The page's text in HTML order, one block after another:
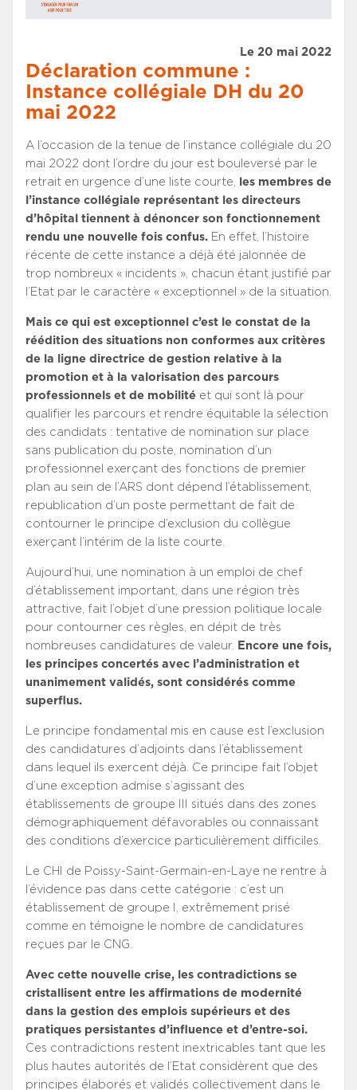
Le 20 mai 2022
Déclaration commune :
Instance collégiale DH du 20
mai 2022
A l’occasion de la tenue de l’instance collégiale du 20
mai 2022 dont l’ordre du jour est bouleversé par le
retrait en urgence d’une liste courte, les membres de
l’instance collégiale représentant les directeurs
d’hôpital tiennent à dénoncer son fonctionnement
rendu une nouvelle fois confus. En effet, l’histoire
récente de cette instance a déjà été jalonnée de
trop nombreux « incidents », chacun étant justifié par
l’Etat par le caractère « exceptionnel » de la situation.
Mais ce qui est exceptionnel c’est le constat de la
réédition des situations non conformes aux critères
de la ligne directrice de gestion relative à la
promotion et à la valorisation des parcours
professionnels et de mobilité et qui sont là pour
qualifier les parcours et rendre équitable la sélection
des candidats : tentative de nomination sur place
sans publication du poste, nomination d’un
professionnel exerçant des fonctions de premier
plan au sein de l’ARS dont dépend l’établissement,
republication d’un poste permettant de fait de
contourner le principe d’exclusion du collègue
exerçant l’intérim de la liste courte.
Aujourd’hui, une nomination à un emploi de chef
d’établissement important, dans une région très
attractive, fait l’objet d’une pression politique locale
pour contourner ces règles, en dépit de très
nombreuses candidatures de valeur. Encore une fois,
les principes concertés avec l’administration et
unanimement validés, sont considérés comme
superflus.
Le principe fondamental mis en cause est l’exclusion
des candidatures d’adjoints dans l’établissement
dans lequel ils exercent déjà. Ce principe fait l’objet
d’une exception admise s’agissant des
établissements de groupe III situés dans des zones
démographiquement défavorables ou connaissant
des conditions d’exercice particulièrement difficiles.
Le CHI de Poissy-Saint-Germain-en-Laye ne rentre à
l’évidence pas dans cette catégorie : c’est un
établissement de groupe I, extrêmement prisé
comme en témoigne le nombre de candidatures
reçues par le CNG.
Avec cette nouvelle crise, les contradictions se
cristallisent entre les affirmations de modernité
dans la gestion des emplois supérieurs et des
pratiques persistantes d’influence et d’entre-soi.
Ces contradictions restent inextricables tant que les
plus hautes autorités de l’Etat considèrent que des
principes élaborés et validés collectivement dans le